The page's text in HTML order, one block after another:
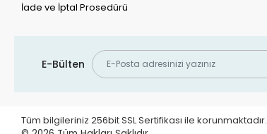
İade ve İptal Prosedürü
E-Bülten
Tüm bilgileriniz 256bit SSL Sertifikası ile korunmaktadır.